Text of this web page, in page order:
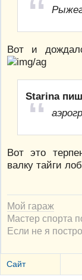
Вот и
Starina
Вот это
валку тайги
Мой гараж
Мастер спорта
Если не я
Сайт